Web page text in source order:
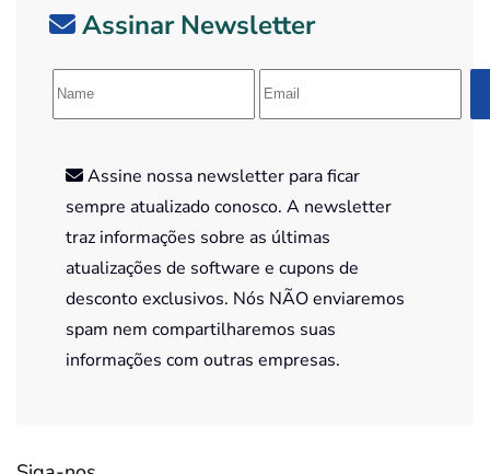
Assinar Newsletter
Assine nossa newsletter para ficar
sempre atualizado conosco. A newsletter
traz informações sobre as últimas
atualizações de software e cupons de
desconto exclusivos. Nós NÃO enviaremos
spam nem compartilharemos suas
informações com outras empresas.